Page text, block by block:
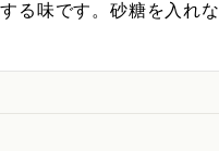
る味です。砂糖を入れ